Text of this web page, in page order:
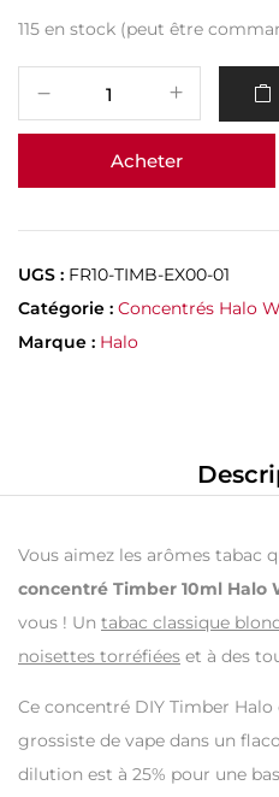
115 en stock (peut être
Acheter
UGS : FR10-TIMB-EX00-01
Catégorie : Concentrés Halo
Marque : Halo
Vous aimez les arômes tabac
concentré Timber 10ml Halo
vous ! Un tabac classique
noisettes torréfiées et à des
Ce concentré DIY Timber
grossiste de vape dans un
dilution est à 25% pour une